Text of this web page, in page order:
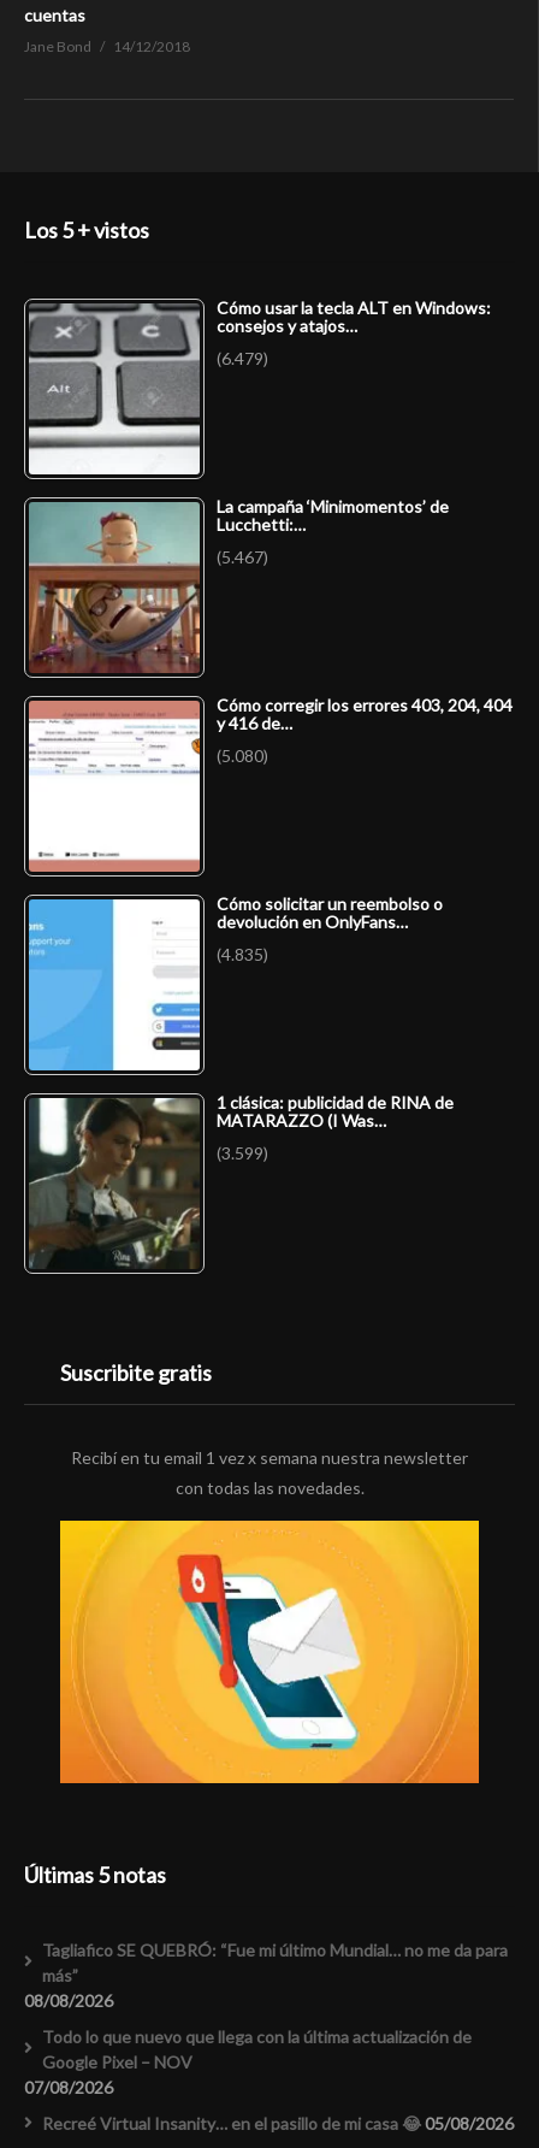
cuentas
Jane Bond 14/12/2018
Los 5 + vistos
Cómo usar la tecla ALT en Windows:
consejos y atajos…
(6.479)
La campaña ‘Minimomentos’ de
Lucchetti:…
(5.467)
Cómo corregir los errores 403, 204, 404
y 416 de…
(5.080)
Cómo solicitar un reembolso o
devolución en OnlyFans…
(4.835)
1 clásica: publicidad de RINA de
MATARAZZO (I Was…
(3.599)
Suscribite gratis
Recibí en tu email 1 vez x semana nuestra newsletter
con todas las novedades.
Últimas 5 notas
Tagliafico SE QUEBRÓ: “Fue mi último Mundial… no me da para
más”
08/08/2026
Todo lo que nuevo que llega con la última actualización de
Google Pixel – NOV
07/08/2026
Recreé Virtual Insanity… en el pasillo de mi casa 😂05/08/2026